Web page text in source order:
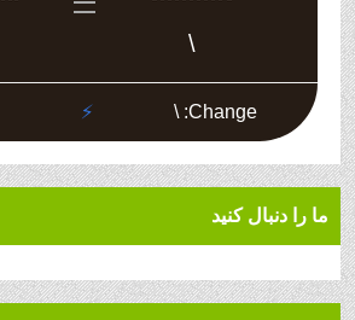
ما را دنبال کنید